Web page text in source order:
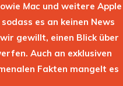
Mac und weitere Apple
es an keinen News
gewillt, einen Blick über
Auch an exklusiven
Fakten mangelt es